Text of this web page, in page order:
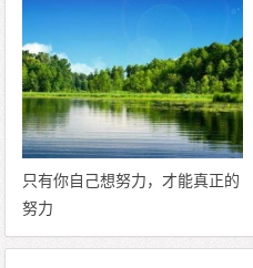
只有你自己想努力，才能真正的
努力